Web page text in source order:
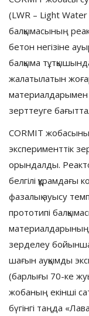
(LWR – Light
балқымасының
бетон негізіне
балқыма
жалатылатын
материалдарымен
зерттеуге
CORMIT
эксперименттік
орындалды.
белгілі құрамдағы
фазалық ауысу
прототипі
материалдарының
зерделеу
шағын ауқымды
(барлығы 70-ке
жобаның екінші
бүгінгі таңда